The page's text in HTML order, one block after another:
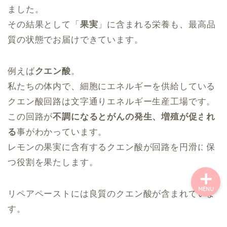
ました。
その結果として「 果実 」に含まれる栄養も、最高品
質の状態でお届けできています。
例えばクエン酸。
私たちの体内で、細胞にエネルギーを供給している
クエン酸回路は文字通りエネルギー生産工場です。
この回路が不調になるとがんの発生、増殖が促され
る事がわかっています。
レモンの果実に含有するクエン酸が回路を円滑に保
つ役割を果たします。
リペアペーストには良質のクエン酸が含まれていま
す。
MENU
健康
闘病